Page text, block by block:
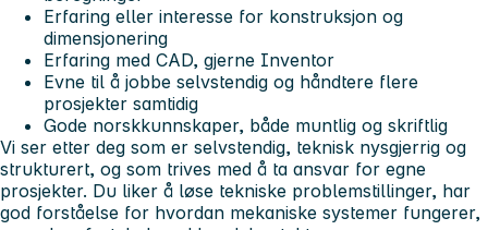
Erfaring eller interesse for konstruksjon og
dimensjonering
Erfaring med CAD, gjerne Inventor
Evne til å jobbe selvstendig og håndtere flere
prosjekter samtidig
Gode norskkunnskaper, både muntlig og skriftlig
Vi ser etter deg som er selvstendig, teknisk nysgjerrig og
strukturert, og som trives med å ta ansvar for egne
prosjekter. Du liker å løse tekniske problemstillinger, har
god forståelse for hvordan mekaniske systemer fungerer,